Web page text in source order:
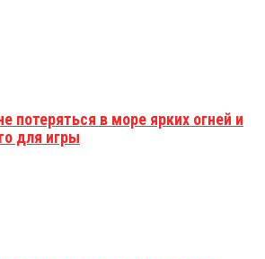
потеряться в море ярких огней и
для игры